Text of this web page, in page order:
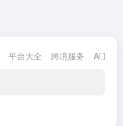
平台大全 跨境服务 Al工具